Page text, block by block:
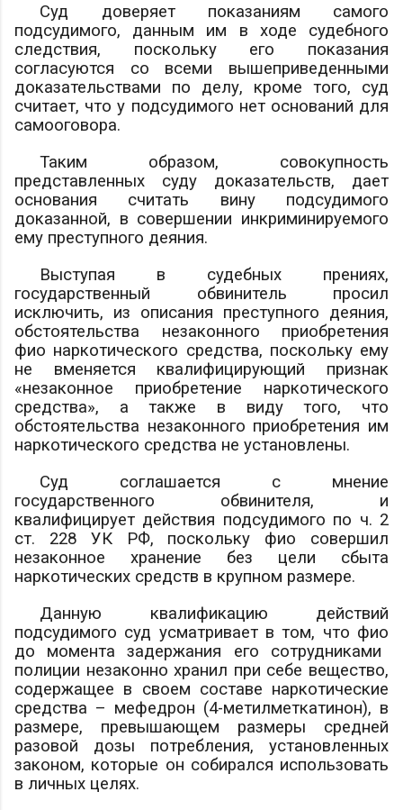
Суд доверяет показаниям самого
подсудимого, данным им в ходе судебного
следствия, поскольку его показания
согласуются со всеми вышеприведенными
доказательствами по делу, кроме того, суд
считает, что у подсудимого нет оснований для
самооговора.
Таким образом, совокупность
представленных суду доказательств, дает
основания считать вину подсудимого
доказанной, в совершении инкриминируемого
ему преступного деяния.
Выступая в судебных прениях,
государственный обвинитель просил
исключить, из описания преступного деяния,
обстоятельства незаконного приобретения
фио наркотического средства, поскольку ему
не вменяется квалифицирующий признак
«незаконное приобретение наркотического
средства», а также в виду того, что
обстоятельства незаконного приобретения им
наркотического средства не установлены.
Суд соглашается с мнение
государственного обвинителя, и
квалифицирует действия подсудимого по ч. 2
ст. 228 УК РФ, поскольку фио совершил
незаконное хранение без цели сбыта
наркотических средств в крупном размере.
Данную квалификацию действий
подсудимого суд усматривает в том, что фио
до момента задержания его сотрудниками
полиции незаконно хранил при себе вещество,
содержащее в своем составе наркотические
средства – мефедрон (4-метилметкатинон), в
размере, превышающем размеры средней
разовой дозы потребления, установленных
законом, которые он собирался использовать
в личных целях.